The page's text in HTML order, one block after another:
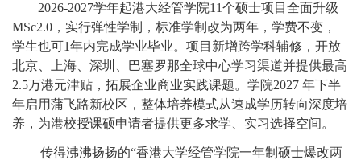
2026-2027学年起港大经管学院11个硕士项目全面升级
MSc2.0，实行弹性学制，标准学制改为两年，学费不变，
学生也可1年内完成学业毕业。项目新增跨学科辅修，开放
北京、上海、深圳、巴塞罗那全球中心学习渠道并提供最高
2.5万港元津贴，拓展企业商业实践课题。学院2027 年下半
年启用蒲飞路新校区，整体培养模式从速成学历转向深度培
养，为港校授课硕申请者提供更多求学、实习选择空间。
传得沸沸扬扬的“香港大学经管学院一年制硕士爆改两